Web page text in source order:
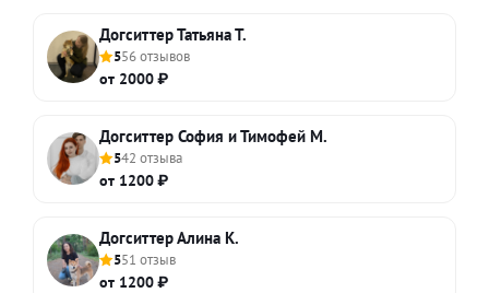
Догситтер Татьяна Т.
556 отзывов
от 2000 ₽
Догситтер София и Тимофей М.
542 отзыва
от 1200 ₽
Догситтер Алина К.
551 отзыв
от 1200 ₽